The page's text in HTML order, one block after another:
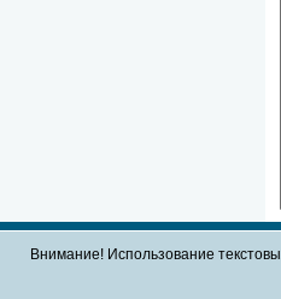
Внимание! Использование